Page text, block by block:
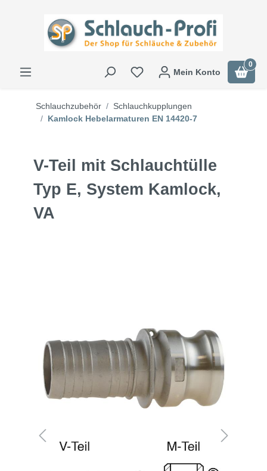
Mein Konto
0
Schlauchzubehör
Schlauchkupplungen
Kamlock Hebelarmaturen EN 14420-7
V-Teil mit Schlauchtülle
Typ E, System Kamlock,
VA